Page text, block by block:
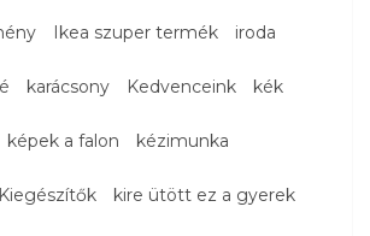
Ikea szuper termék iroda
karácsony Kedvenceink kék
képek a falon kézimunka
Kiegészítők kire ütött ez a gyerek